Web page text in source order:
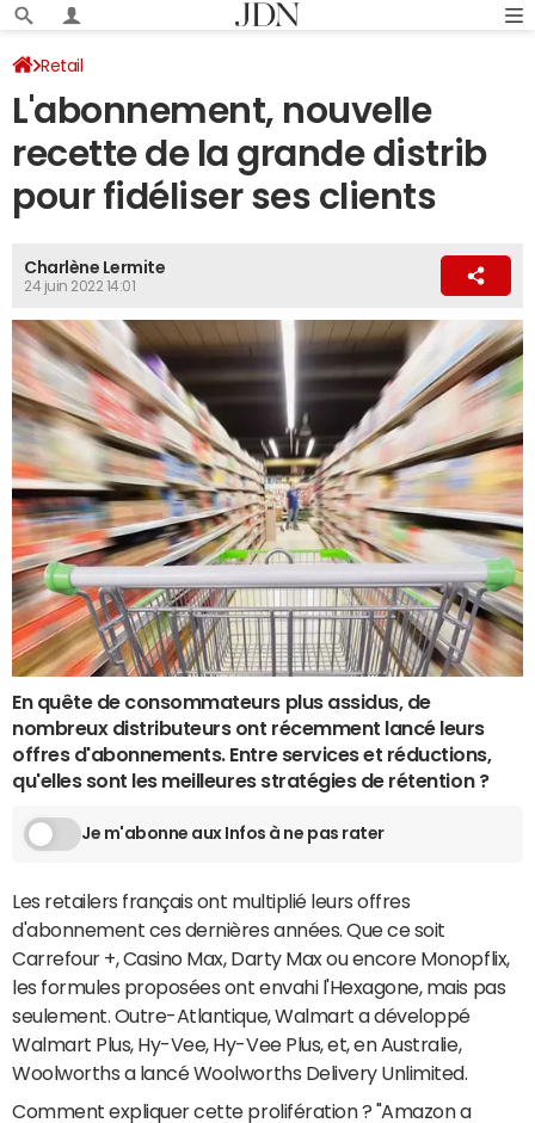
Retail
L'abonnement, nouvelle
recette de la grande distrib
pour fidéliser ses clients
Charlène Lermite
24 juin 2022 14:01
En quête de consommateurs plus assidus, de
nombreux distributeurs ont récemment lancé leurs
offres d'abonnements. Entre services et réductions,
qu'elles sont les meilleures stratégies de rétention ?
Je m'abonne aux Infos à ne pas rater
Les retailers français ont multiplié leurs offres
d'abonnement ces dernières années. Que ce soit
Carrefour +, Casino Max, Darty Max ou encore Monopflix,
les formules proposées ont envahi l'Hexagone, mais pas
seulement. Outre-Atlantique, Walmart a développé
Walmart Plus, Hy-Vee, Hy-Vee Plus, et, en Australie,
Woolworths a lancé Woolworths Delivery Unlimited.
Comment expliquer cette prolifération ? "Amazon a